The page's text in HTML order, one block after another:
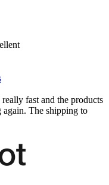
fast and the products
The shipping to